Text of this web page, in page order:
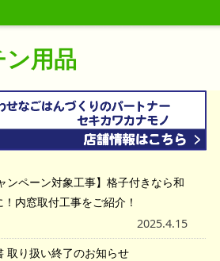
フォーム・修理
フォーム事例
お客様の声
会社情報
お知らせ
用品
ンペーン対象工事】格子付きなら和
内窓取付工事をご紹介！
2025.4.15
取り扱い終了のお知らせ